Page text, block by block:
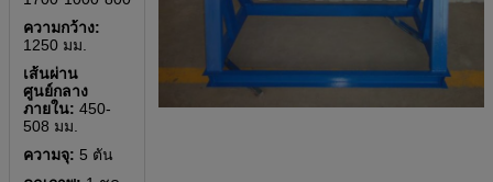
ความกว้าง:
1250 มม.
เส้นผ่าน
ศูนย์กลาง
ภายใน: 450-
508 มม.
ความจุ: 5 ตัน